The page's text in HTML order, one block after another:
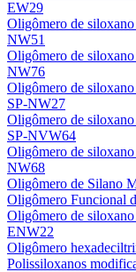
EW29
Oligômero de
NW51
Oligômero de
NW76
Oligômero de
SP-NW27
Oligômero de
SP-NVW64
Oligômero de
NW68
Oligômero de Silano
Oligômero Funcional
Oligômero de
ENW22
Oligômero
Polissiloxanos